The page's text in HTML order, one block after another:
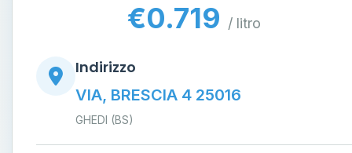
€0.719 / litro
Indirizzo
VIA, BRESCIA 4 25016
GHEDI (BS)